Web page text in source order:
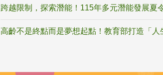
跨越限制，探索潛能！115年多元潛能發展夏
高齡不是終點而是夢想起點！教育部打造「